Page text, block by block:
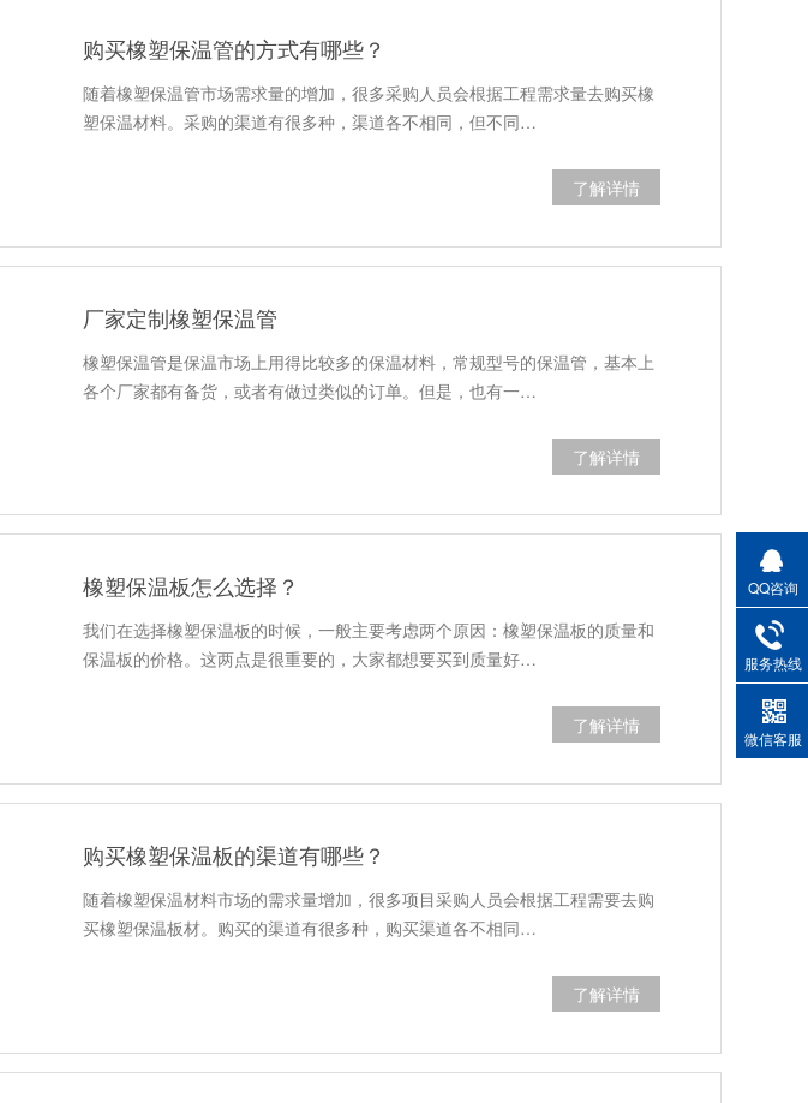
购买橡塑保温管的方式有哪些？
随着橡塑保温管市场需求量的增加，很多采购人员会根据工程需求量去购买橡
塑保温材料。采购的渠道有很多种，渠道各不相同，但不同…
了解详情
厂家定制橡塑保温管
橡塑保温管是保温市场上用得比较多的保温材料，常规型号的保温管，基本上
各个厂家都有备货，或者有做过类似的订单。但是，也有一…
了解详情
橡塑保温板怎么选择？
我们在选择橡塑保温板的时候，一般主要考虑两个原因：橡塑保温板的质量和
保温板的价格。这两点是很重要的，大家都想要买到质量好…
了解详情
购买橡塑保温板的渠道有哪些？
随着橡塑保温材料市场的需求量增加，很多项目采购人员会根据工程需要去购
买橡塑保温板材。购买的渠道有很多种，购买渠道各不相同…
了解详情
QQ咨询
服务热线
微信客服